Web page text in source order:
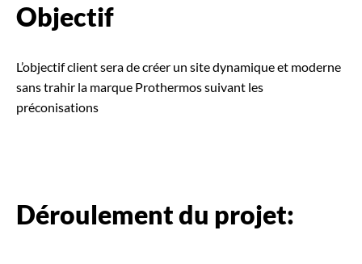
Objectif
L’objectif client sera de créer un site dynamique et moderne
sans trahir la marque Prothermos suivant les
préconisations
Déroulement du projet: